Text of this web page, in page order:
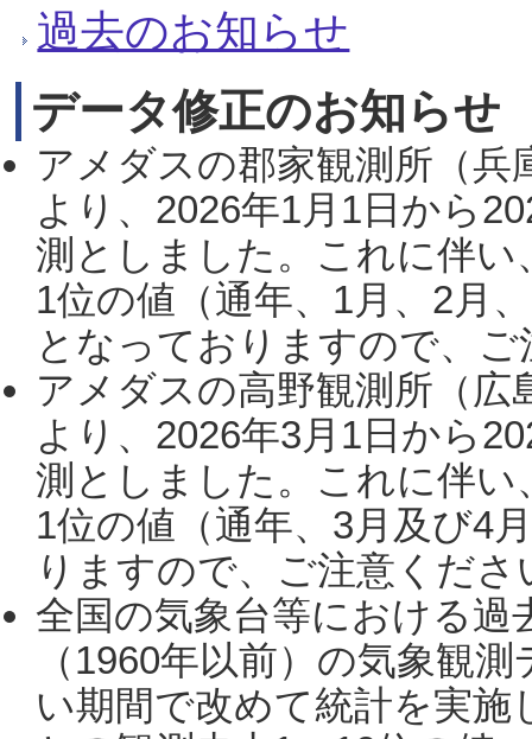
過去のお知らせ
データ修正のお知らせ
アメダスの郡家観測所（
より、2026年1月1日から
測としました。これに伴い
1位の値（通年、1月、2月
となっておりますので、
アメダスの高野観測所（
より、2026年3月1日から
測としました。これに伴い
1位の値（通年、3月及び4
りますので、ご注意くだ
全国の気象台等における過
（1960年以前）の気象観
い期間で改めて統計を実